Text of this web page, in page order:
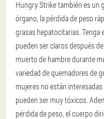
Hungry Strike también es un
órgano, la pérdida de peso
grasas hepatocitarias. Tenga
pueden ser claros después
muerto de hambre durante
variedad de quemadores de
mujeres no están
pueden ser muy tóxicos.
pérdida de peso, el cuerpo